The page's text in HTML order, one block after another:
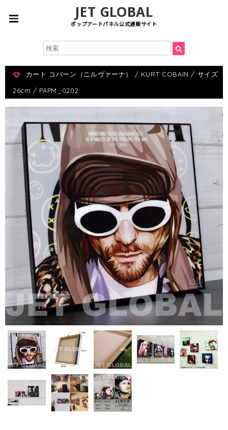
JET GLOBAL
ポップアートパネル公式通販サイト
カート コバーン（ニルヴァーナ） / KURT COBAIN / サイズ
26cm / PAPM_0202